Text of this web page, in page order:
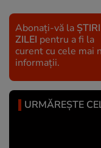
Abonați-vă la
ZILEI pentru a fi la
curent cu cele mai
informații.
URMĂREȘTE